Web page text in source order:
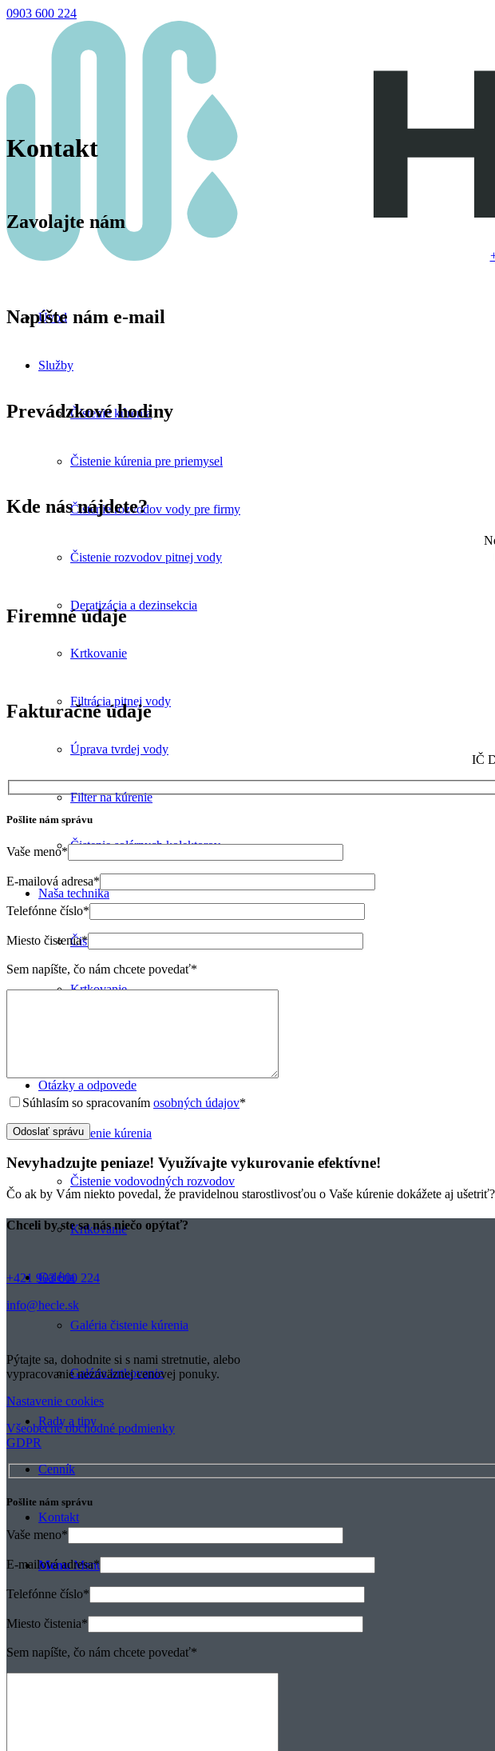
0903 600 224
Úvod
Služby
Čistenie kúrenia
Čistenie kúrenia pre priemysel
Čistenie rozvodov vody pre firmy
Čistenie rozvodov pitnej vody
Deratizácia a dezinsekcia
Krtkovanie
Filtrácia pitnej vody
Úprava tvrdej vody
Filter na kúrenie
Čistenie solárnych kolektorov
Naša technika
Čistenie kúrenia
Krtkovanie
Otázky a odpovede
Čistenie kúrenia
Čistenie vodovodných rozvodov
Krtkovanie
Galéria
Galéria čistenie kúrenia
Galéria krtkovanie
Rady a tipy
Cenník
Kontakt
Menu Menu
Kontakt
Zavolajte nám
Napíšte nám e-mail
Prevádzkové hodiny
Kde nás nájdete?
Firemné údaje
Fakturačné údaje
IČ
Pošlite nám správu
Vaše meno*
E-mailová adresa*
Telefónne číslo*
Miesto čistenia*
Sem napíšte, čo nám chcete povedať*
Súhlasím so spracovaním osobných údajov*
Nevyhadzujte peniaze! Využívajte vykurovanie efektívne!
Čo ak by Vám niekto povedal, že pravidelnou starostlivosťou o Vaše kúrenie dokážete aj
Chceli by ste sa nás niečo opýtať?
+421 903 600 224
info@hecle.sk
Pýtajte sa, dohodnite si s nami stretnutie, alebo
vypracovanie nezáväznej cenovej ponuky.
Nastavenie cookies
Všeobecné obchodné podmienky
GDPR
Pošlite nám správu
Vaše meno*
E-mailová adresa*
Telefónne číslo*
Miesto čistenia*
Sem napíšte, čo nám chcete povedať*